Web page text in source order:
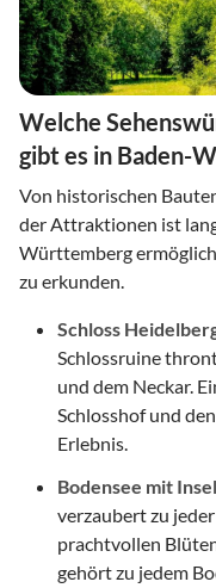
Welche
gibt es in Baden-
Von historischen
der Attraktionen ist
Württemberg
zu erkunden.
Schloss
Schlossruine
und dem Neckar.
Schlosshof und
Erlebnis.
Bodensee mit
verzaubert zu
prachtvollen
gehört zu jedem